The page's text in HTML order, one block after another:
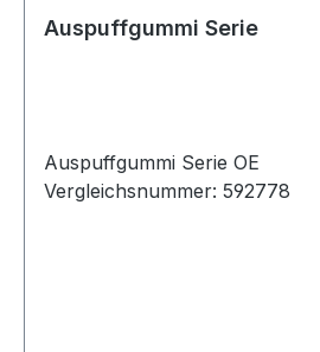
Auspuffgummi Serie
Auspuffgummi Serie OE
Vergleichsnummer: 592778